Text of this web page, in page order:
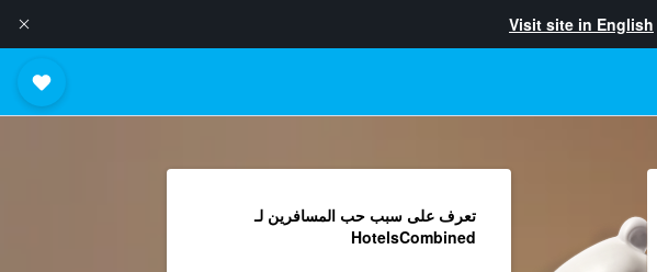
Visit site in English
تعرف على سبب حب المسافرين لـ
HotelsCombined